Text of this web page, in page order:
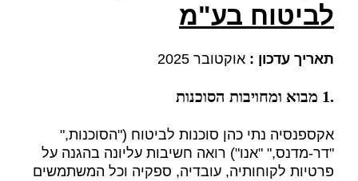
לביטוח בע"מ
תאריך עדכון : אוקטובר 2025
.1 מבוא ומחויבות הסוכנות
אקספנסיה נתי כהן סוכנות לביטוח ("הסוכנות,"
"דר-מדנס," "אנו") רואה חשיבות עליונה בהגנה על
פרטיות לקוחותיה, עובדיה, ספקיה וכל המשתמשים